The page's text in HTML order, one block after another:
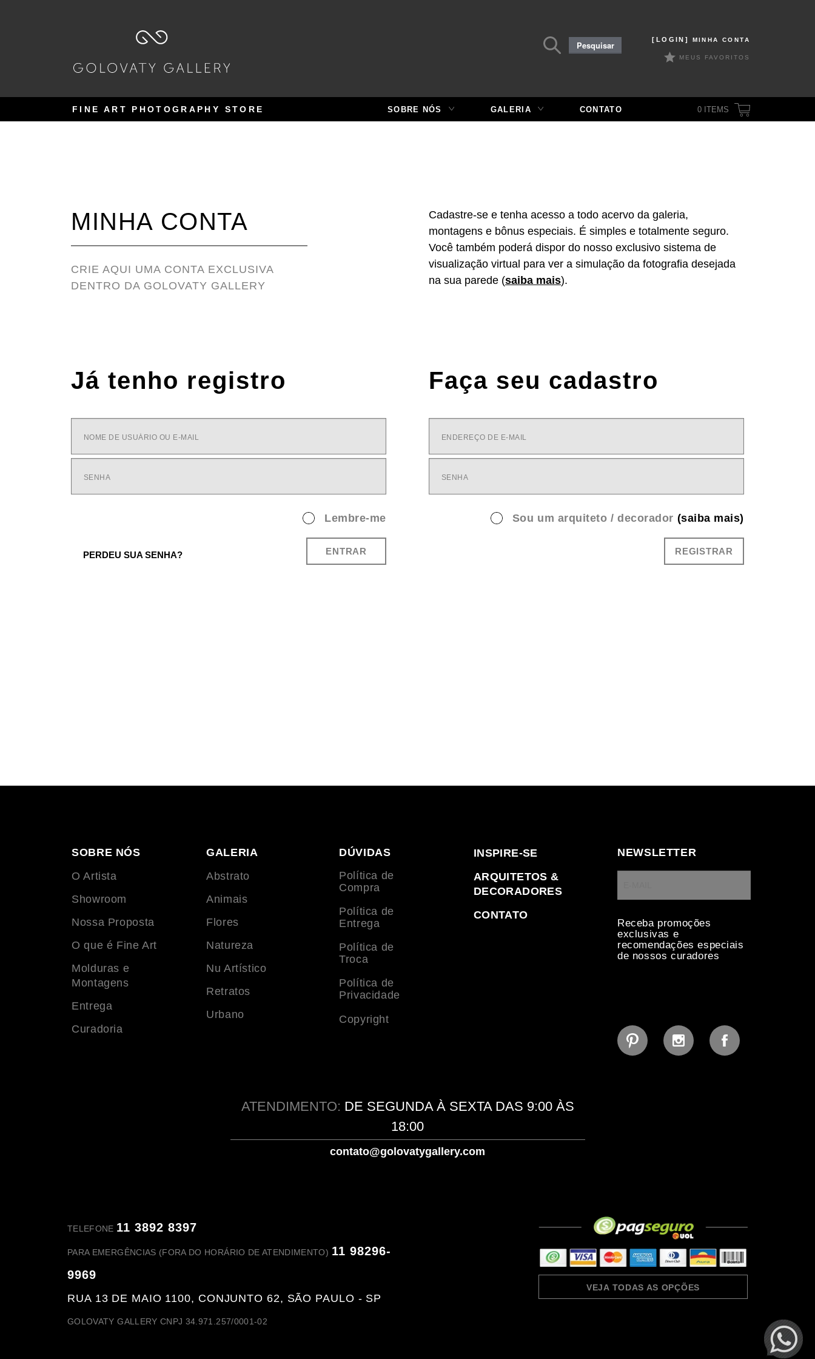
navegação
[LOGIN] MINHA CONTA
MEUS FAVORITOS
Pesquisar
por:Pesquisar
FINE ART PHOTOGRAPHY STORE SOBRE NÓS GALERIA CONTATO 0 ITEMS
MINHA CONTA
CRIE AQUI UMA CONTA EXCLUSIVA
DENTRO DA GOLOVATY GALLERY
Cadastre-se e tenha acesso a todo acervo da galeria,
montagens e bônus especiais. É simples e totalmente seguro.
Você também poderá dispor do nosso exclusivo sistema de
visualização virtual para ver a simulação da fotografia desejada
na sua parede (saiba mais).
Já tenho registro
Lembre-me
PERDEU SUA SENHA?
Faça seu cadastro
Sou um arquiteto / decorador (saiba mais)
SOBRE NÓS
O Artista
Showroom
Nossa Proposta
O que é Fine Art
Molduras e
Montagens
Entrega
Curadoria
GALERIA
Abstrato
Animais
Flores
Natureza
Nu Artístico
Retratos
Urbano
DÚVIDAS
Política de
Compra
Política de
Entrega
Política de
Troca
Política de
Privacidade
Copyright
INSPIRE-SE
ARQUITETOS &
DECORADORES
CONTATO
NEWSLETTER
Receba promoções
exclusivas e
recomendações especiais
de nossos curadores
ATENDIMENTO: DE SEGUNDA À SEXTA DAS 9:00 ÀS
18:00
contato@golovatygallery.com
TELEFONE 11 3892 8397
PARA EMERGÊNCIAS (FORA DO HORÁRIO DE ATENDIMENTO) 11 98296-
9969
RUA 13 DE MAIO 1100, CONJUNTO 62, SÃO PAULO - SP
GOLOVATY GALLERY CNPJ 34.971.257/0001-02
VEJA TODAS AS OPÇÕES